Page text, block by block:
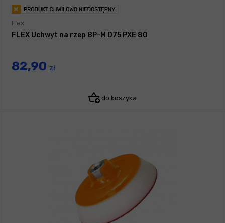
Flex
FLEX Uchwyt na rzep BP-M D75 PXE 80
82,90 zł
do koszyka